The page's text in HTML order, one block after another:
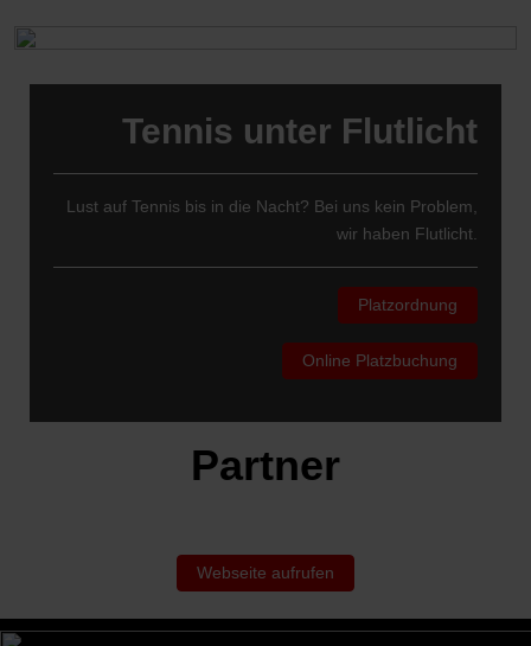
Tennis unter Flutlicht
Lust auf Tennis bis in die Nacht? Bei uns kein Problem,
wir haben Flutlicht.
Platzordnung
Online Platzbuchung
Partner
Webseite aufrufen